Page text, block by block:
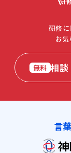
研修に
お
無料 相
言